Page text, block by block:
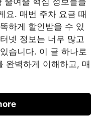
요. 매번 주차 요금 때
하게 할인받을 수 있
넷 정보는 너무 많고
습니다. 이 글 하나로
완벽하게 이해하고, 매